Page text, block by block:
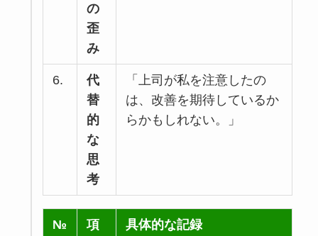
の
歪
み
6.
代
替
的
な
思
考
「上司が私を注意したの
は、改善を期待しているか
らかもしれない。」
№
項
具体的な記録